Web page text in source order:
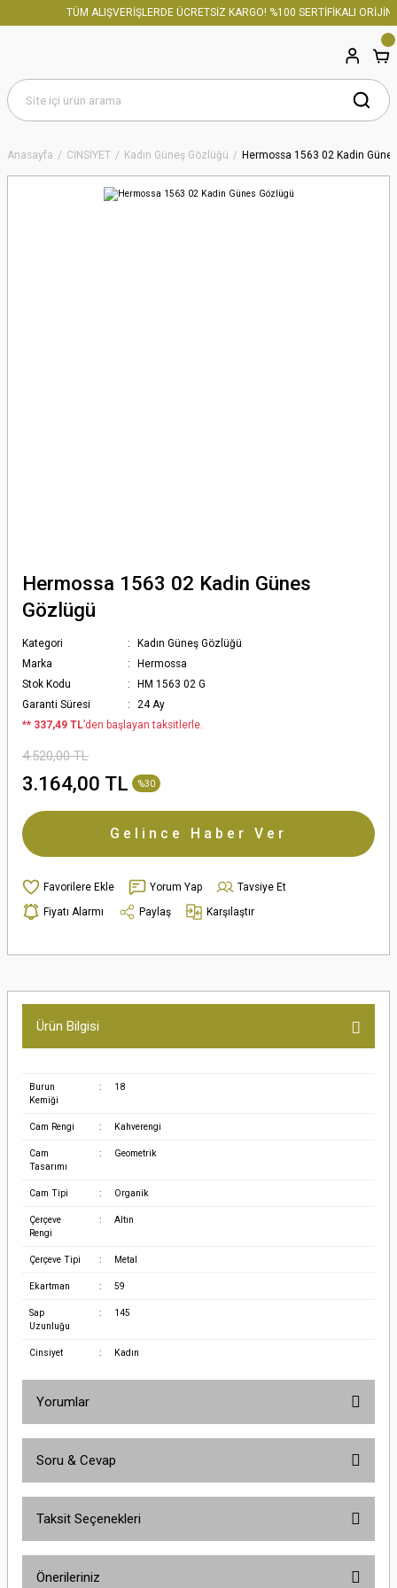
TÜM ALIŞVERİŞLERDE ÜCRETSİZ KARGO! %100 SERTİFİKALI
Anasayfa CİNSİYET Kadın Güneş Gözlüğü Hermossa 1563 02 Kadin
Hermossa 1563 02 Kadin Günes
Gözlügü
Kategori
Kadın Güneş Gözlüğü
Marka
Hermossa
Stok Kodu
HM 1563 02 G
Garanti Süresi
24 Ay
** 337,49 TL’den başlayan taksitlerle.
4.520,00 TL
3.164,00 TL %30
Gelince Haber Ver
Yorum Yap
Tavsiye Et
Fiyatı Alarmı
Paylaş Karşılaştır
Ürün Bilgisi
Burun
Kemiği
: 18
Cam Rengi : Kahverengi
Cam
Tasarımı
: Geometrik
Cam Tipi : Organik
Çerçeve
Rengi
: Altın
Çerçeve Tipi : Metal
Ekartman : 59
Sap
Uzunluğu
: 145
Cinsiyet : Kadın
Yorumlar
Soru & Cevap
Taksit Seçenekleri
Önerileriniz